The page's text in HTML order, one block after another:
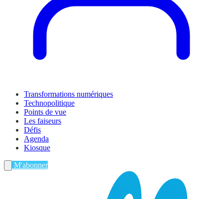
Transformations numériques
Technopolitique
Points de vue
Les faiseurs
Défis
Agenda
Kiosque
M'abonner